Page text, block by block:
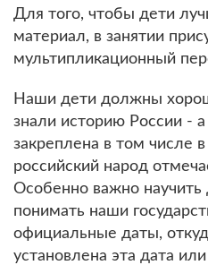
Для того, чтобы дети
материал, в занятии
мультипликационный
Наши дети должны
знали историю России -
закреплена в том числе
российский народ
Особенно важно научить
понимать наши
официальные даты,
установлена эта дата